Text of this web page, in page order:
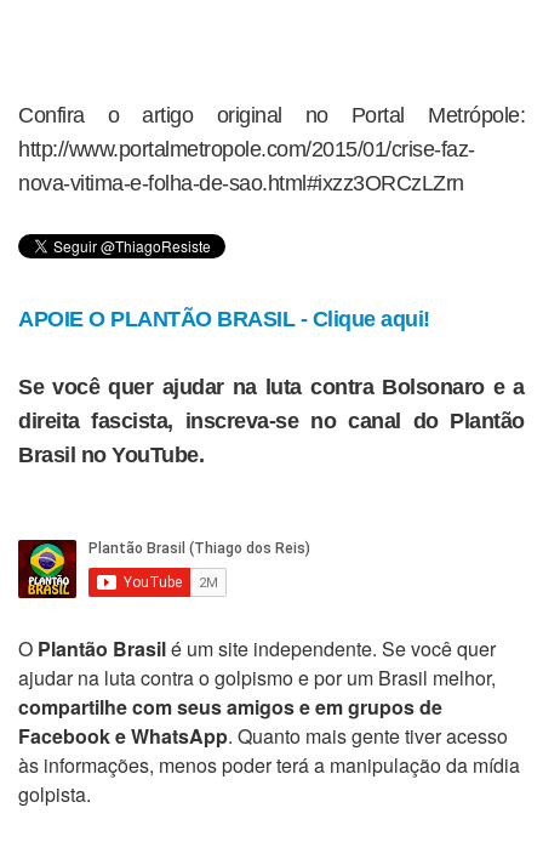
Confira o artigo original no Portal Metrópole:
http://www.portalmetropole.com/2015/01/crise-faz-
nova-vitima-e-folha-de-sao.html#ixzz3ORCzLZrn
APOIE O PLANTÃO BRASIL - Clique aqui!
Se você quer ajudar na luta contra Bolsonaro e a
direita fascista, inscreva-se no canal do Plantão
Brasil no YouTube.
O Plantão Brasilé um site independente. Se você quer
ajudar na luta contra o golpismo e por um Brasil melhor,
compartilhe com seus amigos e em grupos de
Facebook e WhatsApp. Quanto mais gente tiver acesso
às informações, menos poder terá a manipulação da mídia
golpista.